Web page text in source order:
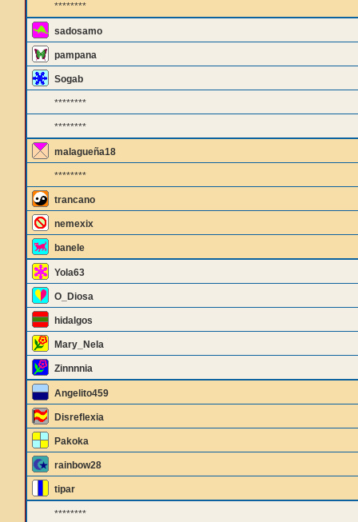
********
sadosamo
pampana
Sogab
********
********
malagueña18
********
trancano
nemexix
banele
Yola63
O_Diosa
hidalgos
Mary_Nela
Zinnnnia
Angelito459
Disreflexia
Pakoka
rainbow28
tipar
********